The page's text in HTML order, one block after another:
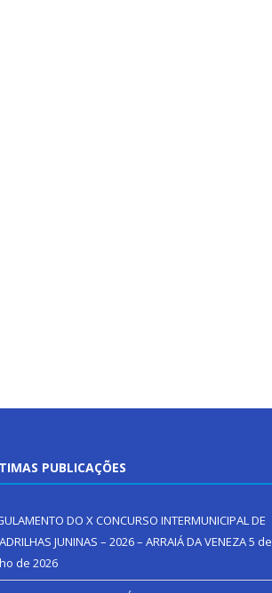
PUBLICAÇÕES
DO X CONCURSO INTERMUNICIPAL DE
JUNINAS – 2026 – ARRAIÁ DA VENEZA5 de
de 2026